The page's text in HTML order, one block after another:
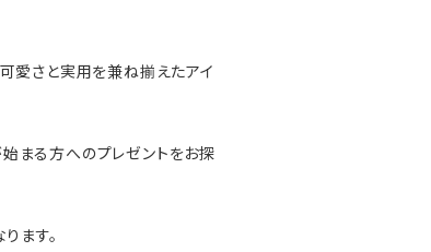
愛さと実用を兼ね揃えたアイ
まる方へのプレゼントをお探
ます。